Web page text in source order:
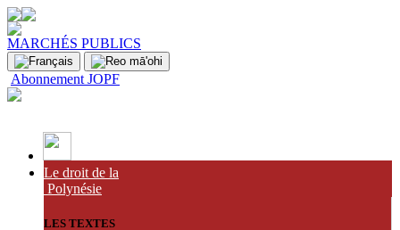
MARCHÉS PUBLICS
Abonnement JOPF
Le droit de la
Polynésie
LES TEXTES